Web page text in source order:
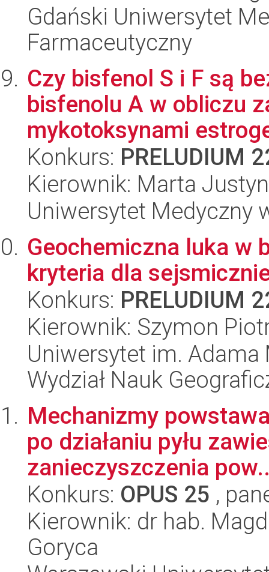
Gdański Uniwersytet
Farmaceutyczny
Czy bisfenol S i F są
bisfenolu A w obliczu
mykotoksynami
Konkurs: PRELUDIUM
Kierownik: Marta
Uniwersytet Medyczny
Geochemiczna luka w
kryteria dla
Konkurs: PRELUDIUM
Kierownik: Szymon
Uniwersytet im.
Wydział Nauk
Mechanizmy
po działaniu pyłu
zanieczyszczenia
Konkurs: OPUS 25 ,
Kierownik: dr hab.
Goryca